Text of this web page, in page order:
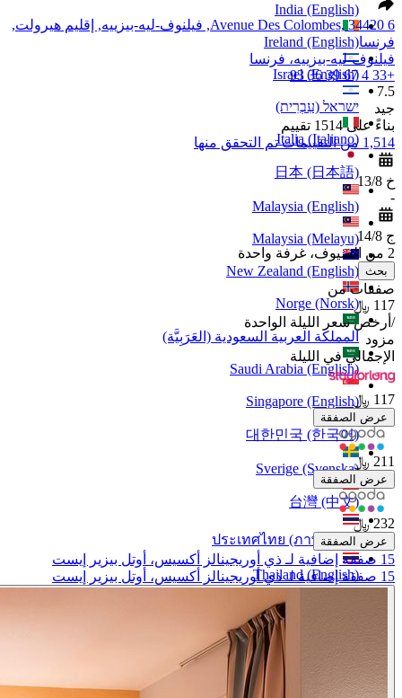
India (English)
Ireland (English)
Israel (English)
ישראל (עִבְרִית)
Italia (Italiano)
日本 (日本語)
Malaysia (English)
Malaysia (Melayu)
New Zealand (English)
Norge (Norsk)
المملكة العربية السعودية (العَرَبِيَّة)
Saudi Arabia (English)
Singapore (English)
대한민국 (한국어)
Sverige (Svenska)
台灣 (中文)
ประเทศไทย (ภาษาไทย)
Thailand (English)
United Arab Emirates (English)
United Kingdom (English)
United States (English)
6 Avenue Des Colombes, 34420, فيلنوف-ليه-بيزييه, إقليم هيرولت,
فرنسا
فيلنوف-ليه-بيزييه، فرنسا
+33 4 67 39 36 93
7.5
جيد
بناءً على 1514 تقييم
1,514 من التقييمات تم التحقق منها
خ 13/8
-
ج 14/8
2 من الضيوف، غرفة واحدة
بحث
صفقات من
117 ﷼
/ أرخص سعر الليلة الواحدة
مزود
الإجمالي في الليلة
117 ﷼
عرض الصفقة
211 ﷼
عرض الصفقة
232 ﷼
عرض الصفقة
15 صفقة إضافية لـ ذي أوريجينالز أكسيس، أوتل بيزير إيست
15 صفقة إضافية لـ ذي أوريجينالز أكسيس، أوتل بيزير إيست